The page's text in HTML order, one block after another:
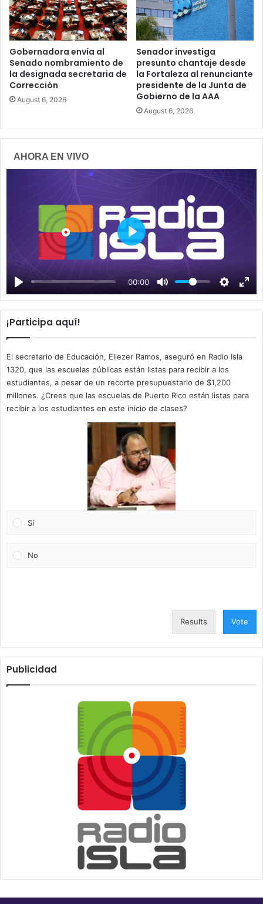
Gobernadora envía al
Senado nombramiento de
la designada secretaria de
Corrección
August 6, 2026
Senador investiga
presunto chantaje desde
la Fortaleza al renunciante
presidente de la Junta de
Gobierno de la AAA
August 6, 2026
AHORA EN VIVO
00:00
P
a
y
¡Participa aquí!
El secretario de Educación, Eliezer Ramos, aseguró en Radio Isla
1320, que las escuelas públicas están listas para recibir a los
estudiantes, a pesar de un recorte presupuestario de $1,200
millones. ¿Crees que las escuelas de Puerto Rico están listas para
recibir a los estudiantes en este inicio de clases?
Sí
No
Results Vote
Publicidad